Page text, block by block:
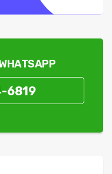
6819